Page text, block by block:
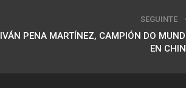
SEGUINTE
IVÁN PENA MARTÍNEZ, CAMPIÓN DO
EN